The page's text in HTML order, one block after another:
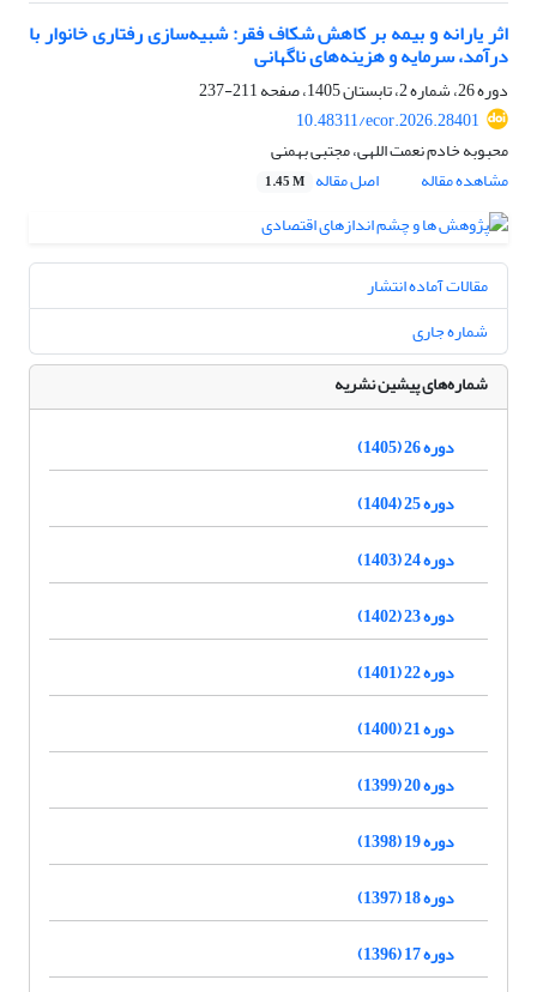
اثر یارانه و بیمه بر کاهش شکاف فقر: شبیه‌سازی رفتاری خانوار با
درآمد، سرمایه و هزینه‌های ناگهانی
دوره 26، شماره 2، تابستان 1405، صفحه
211-237
10.48311/ecor.2026.28401
محبوبه خادم نعمت اللهی، مجتبی بهمنی
مشاهده مقاله
اصل مقاله 1.45 M
مقالات آماده انتشار
شماره جاری
شماره‌های پیشین نشریه
دوره 26 (1405)
دوره 25 (1404)
دوره 24 (1403)
دوره 23 (1402)
دوره 22 (1401)
دوره 21 (1400)
دوره 20 (1399)
دوره 19 (1398)
دوره 18 (1397)
دوره 17 (1396)